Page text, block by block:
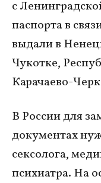
с
паспорта в
выдали в
Чукотке,
Карачаево-
В России для
документах
сексолога,
психиатра. На